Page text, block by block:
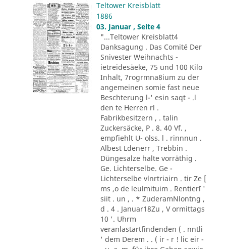
Teltower Kreisblatt
1886
03. Januar , Seite 4
"...Teltower Kreisblatt4
Danksagung . Das Comité Der
Snivester Weihnachts -
ietreidesäeke, 75 und 100 Kilo
Inhalt, 7rogrmna8ium zu der
angemeinen somie fast neue
Beschterung l-' esin saqt - .l
den te Herren rl .
Fabrikbesitzern , . talin
Zuckersäcke, P . 8. 40 Vf. ,
empfiehlt U- olss. l . rinnnun .
Albest Ldenerr , Trebbin .
Düngesalze halte vorräthig .
Ge. Lichterselbe. Ge -
Lichterselbe vlnrtriairn . tir Ze [
ms ,o de leulmituim . Rentier´l '
siit . un , . * ZuderamNlontng ,
d . 4 . Januar18Zu , V ormittags
10 '. Uhrm
veranlastartfindenden ( . nntli
' dem Derem . . ( ir - r ! lic eir -